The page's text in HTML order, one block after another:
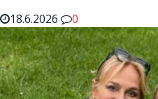
18.6.2026
0